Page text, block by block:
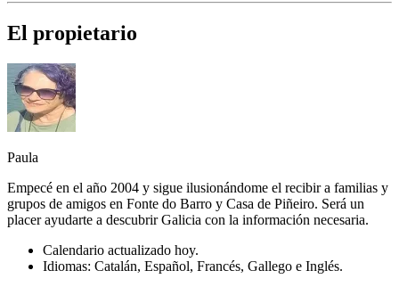
El propietario
Paula
Empecé en el año 2004 y sigue ilusionándome el recibir a familias y
grupos de amigos en Fonte do Barro y Casa de Piñeiro. Será un
placer ayudarte a descubrir Galicia con la información necesaria.
Calendario actualizado hoy.
Idiomas: Catalán, Español, Francés, Gallego e Inglés.